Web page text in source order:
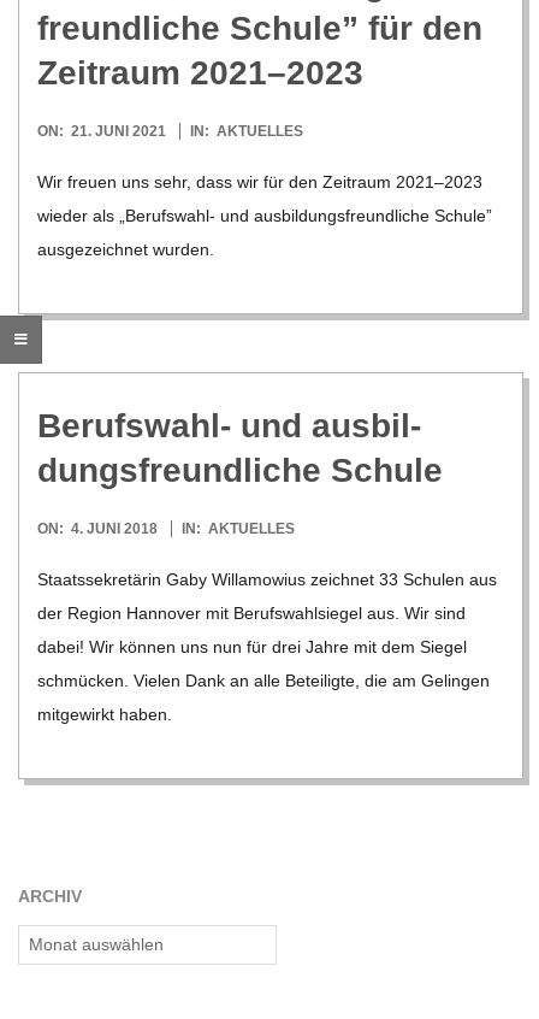
O
R
E
-
G
O
L
D
S
C
H
M
I
T
freund­li­che Schule” für den
Zeit­raum 2021–2023
2021-
ON: 21. JUNI 2021 IN: AKTUELLES
Wir freuen uns sehr, dass wir für den Zeit­raum 2021–2023
wie­der als „Berufs­­­wahl- und aus­bil­dungs­freund­li­che Schule”
aus­ge­zeich­net wur­den.
Berufs­wahl- und aus­bil­
dungs­freund­li­che Schule
2018-
ON: 4. JUNI 2018 IN: AKTUELLES
Staats­se­kre­tä­rin Gaby Will­a­mo­wius zeich­net 33 Schu­len aus
der Region Han­no­ver mit Berufs­wahl­sie­gel aus. Wir sind
dabei! Wir kön­nen uns nun für drei Jahre mit dem Sie­gel
schmü­cken. Vie­len Dank an alle Betei­ligte, die am Gelin­gen
mit­ge­wirkt haben.
ARCHIV
Archiv